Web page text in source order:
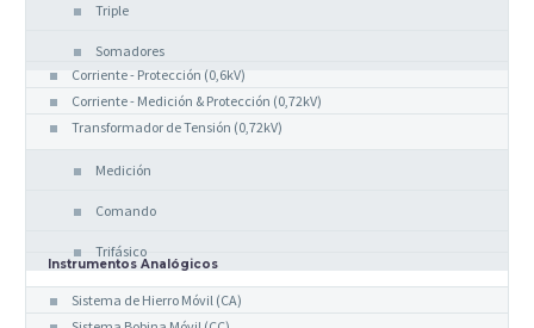
Triple
Somadores
Corriente - Protección (0,6kV)
Corriente - Medición & Protección (0,72kV)
Transformador de Tensión (0,72kV)
Medición
Comando
Trifásico
Instrumentos Analógicos
Sistema de Hierro Móvil (CA)